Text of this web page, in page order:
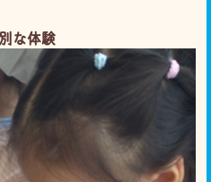
な体験